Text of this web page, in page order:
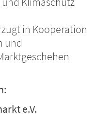
in Kooperation
und
e.V.